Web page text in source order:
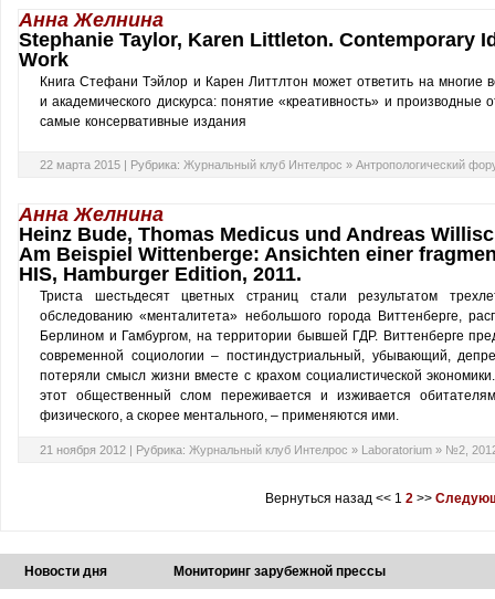
Анна Желнина
Stephanie Taylor, Karen Littleton. Contemporary
Work
Книга Стефани Тэйлор и Карен Литтлтон может ответить на многие
и академического дискурса: понятие «креативность» и производные
самые консервативные издания
22 марта 2015 | Рубрика: Журнальный клуб Интелрос » Антропологический
Анна Желнина
Heinz Bude, Thomas Medicus und Andreas
Am Beispiel Wittenberge: Ansichten einer
HIS, Hamburger Edition, 2011.
Триста шестьдесят цветных страниц стали результатом
обследованию «менталитета» небольшого города Виттенберге,
Берлином и Гамбургом, на территории бывшей ГДР. Виттенберге
современной социологии – постиндустриальный, убывающий,
потеряли смысл жизни вместе с крахом социалистической
этот общественный слом переживается и изживается
физического, а скорее ментального, – применяются ими.
21 ноября 2012 | Рубрика: Журнальный клуб Интелрос » Laboratorium » №2,
Вернуться назад<< 1 2>>
Новости дня Мониторинг зарубежной прессы